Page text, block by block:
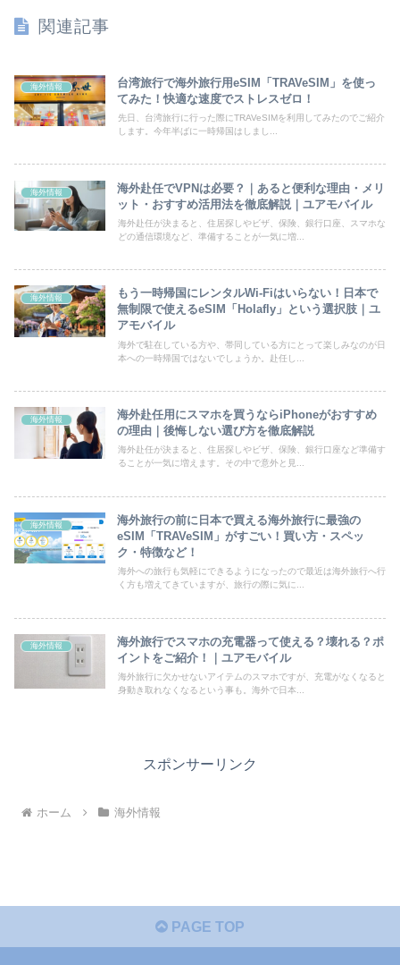
関連記事
海外情報
台湾旅行で海外旅行用eSIM「TRAVeSIM」を使っ
てみた！快適な速度でストレスゼロ！
先日、台湾旅行に行った際にTRAVeSIMを利用してみたのでご紹介
します。今年半ばに一時帰国はしまし...
海外情報
海外赴任でVPNは必要？｜あると便利な理由・メリ
ット・おすすめ活用法を徹底解説｜ユアモバイル
海外赴任が決まると、住居探しやビザ、保険、銀行口座、スマホな
どの通信環境など、準備することが一気に増...
海外情報
もう一時帰国にレンタルWi-Fiはいらない！日本で
無制限で使えるeSIM「Holafly」という選択肢｜ユ
アモバイル
海外で駐在している方や、帯同している方にとって楽しみなのが日
本への一時帰国ではないでしょうか。赴任し...
海外情報
海外赴任用にスマホを買うならiPhoneがおすすめ
の理由｜後悔しない選び方を徹底解説
海外赴任が決まると、住居探しやビザ、保険、銀行口座など準備す
ることが一気に増えます。その中で意外と見...
海外情報
海外旅行の前に日本で買える海外旅行に最強の
eSIM「TRAVeSIM」がすごい！買い方・スペッ
ク・特徴など！
海外への旅行も気軽にできるようになったので最近は海外旅行へ行
く方も増えてきていますが、旅行の際に気に...
海外情報
海外旅行でスマホの充電器って使える？壊れる？ポ
イントをご紹介！｜ユアモバイル
海外旅行に欠かせないアイテムのスマホですが、充電がなくなると
身動き取れなくなるという事も。海外で日本...
スポンサーリンク
ホーム 海外情報
PAGE TOP